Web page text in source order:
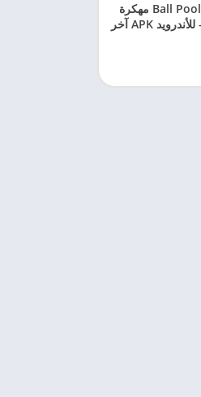
تحميل لعبة 8 Ball Pool مهكرة
2026 جاهزة – للأندرويد APK آخر